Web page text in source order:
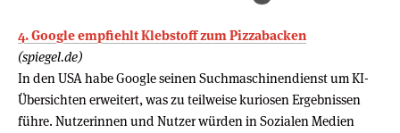
4. Google empfiehlt Klebstoff zum Pizzabacken
(spiegel.de)
In den USA habe Google seinen Suchmaschinendienst um KI-
Übersichten erweitert, was zu teilweise kuriosen Ergebnissen
führe. Nutzerinnen und Nutzer würden in Sozialen Medien